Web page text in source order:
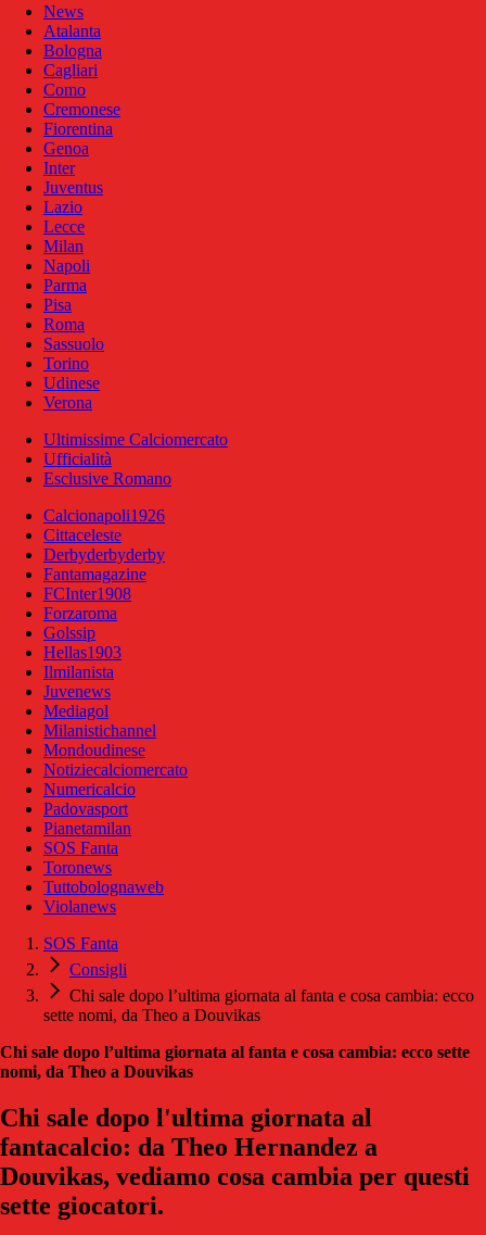
News
Atalanta
Bologna
Cagliari
Como
Cremonese
Fiorentina
Genoa
Inter
Juventus
Lazio
Lecce
Milan
Napoli
Parma
Pisa
Roma
Sassuolo
Torino
Udinese
Verona
Ultimissime Calciomercato
Ufficialità
Esclusive Romano
Calcionapoli1926
Cittaceleste
Derbyderbyderby
Fantamagazine
FCInter1908
Forzaroma
Golssip
Hellas1903
Ilmilanista
Juvenews
Mediagol
Milanistichannel
Mondoudinese
Notiziecalciomercato
Numericalcio
Padovasport
Pianetamilan
SOS Fanta
Toronews
Tuttobolognaweb
Violanews
SOS Fanta
Consigli
Chi sale dopo l’ultima giornata al fanta e cosa cambia: ecco
sette nomi, da Theo a Douvikas
Chi sale dopo l’ultima giornata al fanta e cosa cambia: ecco sette
nomi, da Theo a Douvikas
Chi sale dopo l'ultima giornata al
fantacalcio: da Theo Hernandez a
Douvikas, vediamo cosa cambia per questi
sette giocatori.